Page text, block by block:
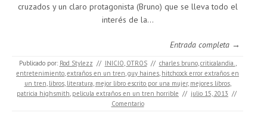
cruzados y un claro protagonista (Bruno) que se lleva todo el
interés de la…
Entrada completa →
Publicado por: Rod Stylezz // INICIO, OTROS // charles bruno,criticalandia.,
entretenimiento,extraños en un tren,guy haines, hitchcock error extraños en
un tren, libros, literatura, mejor libro escrito por una mujer, mejores libros,
patricia highsmith, pelicula extraños en un tren horrible // julio 15, 2013 //
Comentario